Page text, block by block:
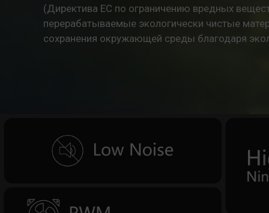
(Директива ЕС по ограничению вредных
перерабатываемые экологически чистые
сохранения окружающей среды благодаря